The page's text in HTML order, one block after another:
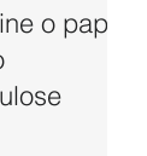
o papel